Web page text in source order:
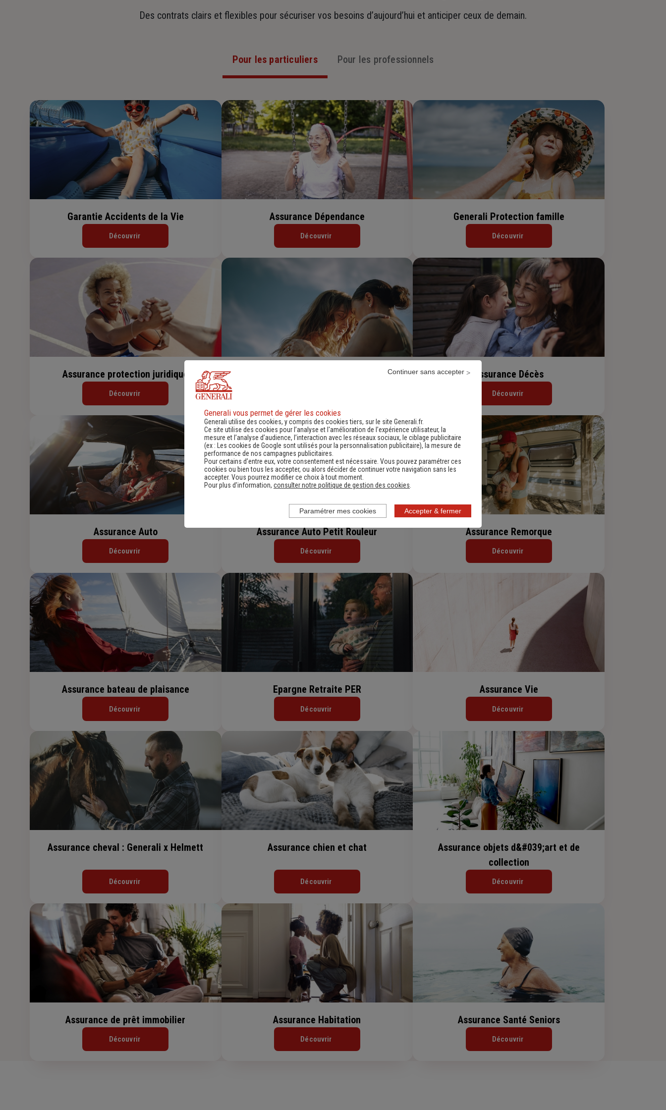
Des contrats clairs et flexibles pour sécuriser vos besoins d’aujourd’hui et anticiper ceux de demain.
Pour les particuliers Pour les professionnels
Garantie Accidents de la Vie
Découvrir
Assurance Dépendance
Découvrir
Generali Protection famille
Découvrir
Assurance protection juridique
Découvrir
Assurance Décès
Découvrir
Assurance Auto
Découvrir
Assurance Auto Petit Rouleur
Découvrir
Assurance Remorque
Découvrir
Assurance bateau de plaisance
Découvrir
Epargne Retraite PER
Découvrir
Assurance Vie
Découvrir
Assurance cheval : Generali x Helmett
Découvrir
Assurance chien et chat
Découvrir
Assurance objets d&#039;art et de
collection
Découvrir
Assurance de prêt immobilier
Découvrir
Assurance Habitation
Découvrir
Assurance Santé Seniors
Découvrir
Generali vous permet de gérer les cookies
Generali utilise des cookies, y compris des cookies tiers, sur le site Generali.fr.
Ce site utilise des cookies pour l’analyse et l'amélioration de l’expérience utilisateur, la
mesure et l’analyse d’audience, l’interaction avec les réseaux sociaux, le ciblage publicitaire
(ex :
Les cookies de Google sont utilisés pour la personnalisation publicitaire), la mesure de
performance de nos campagnes publicitaires.
Pour certains d’entre eux, votre consentement est nécessaire. Vous pouvez paramétrer ces
cookies ou bien tous les accepter, ou alors décider de continuer votre navigation sans les
accepter. Vous pourrez modifier ce choix à tout moment.
Pour plus d’information, consulter notre politique de gestion des cookies
Accepter & fermer
Continuer sans accepter
Paramétrer mes cookies